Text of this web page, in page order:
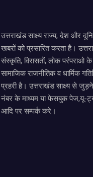
उत्तराखंड साक्ष्य राज्य, देश और
खबरों को प्रसारित करता है।
संस्कृति, विरासतों, लोक परंपराओ
सामाजिक राजनीतिक व धार्मिक
प्रहरी है। उत्तराखंड साक्ष्य से
नंबर के माध्यम या फेसबुक पेज,यू-
आदि पर सम्पर्क करे।